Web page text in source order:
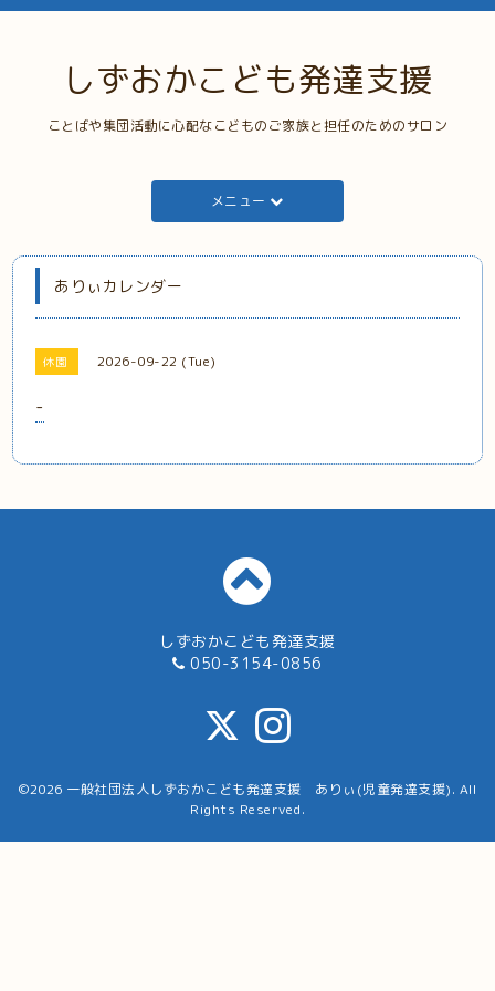
しずおかこども発達支援
ことばや集団活動に心配なこどものご家族と担任のためのサロン
メニュー
ありぃカレンダー
休園 2026-09-22 (Tue)
-
しずおかこども発達支援
050-3154-0856
©2026 一般社団法人しずおかこども発達支援 ありぃ(児童発達支援). All
Rights Reserved.